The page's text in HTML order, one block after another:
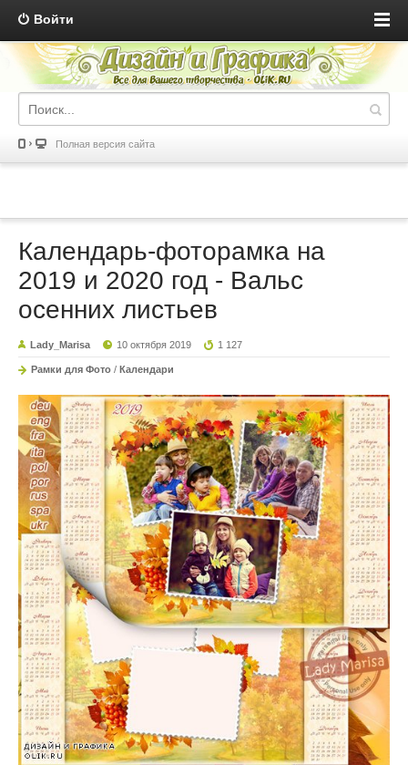
Войти
Полная версия сайта
Календарь-фоторамка на
2019 и 2020 год - Вальс
осенних листьев
Lady_Marisa 10 октября 2019 1 127
Рамки для Фото / Календари